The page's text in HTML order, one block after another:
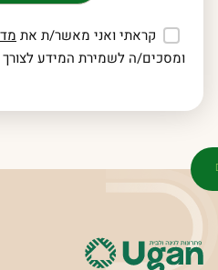
קראתי ואני מאשר/ת את
ומסכים/ה לשמירת המידע לצורך